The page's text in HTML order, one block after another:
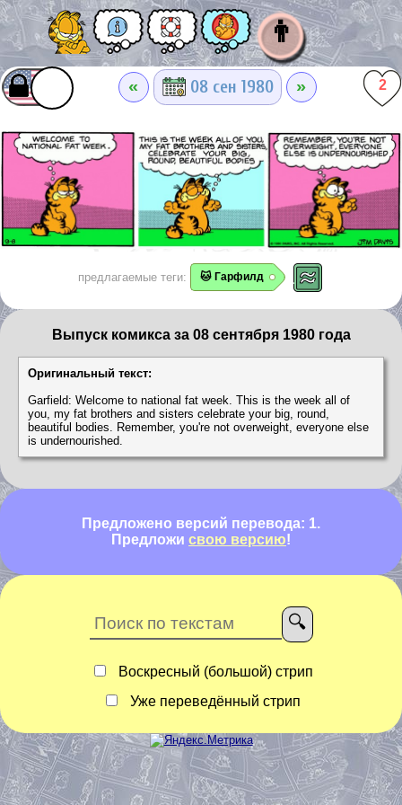
👨
« 08 сен 1980 » 2
предлагаемые теги: 🐱 Гарфилд
Выпуск комикса за 08 сентября 1980 года
Оригинальный текст:
Garfield: Welcome to national fat week. This is the week all of
you, my fat brothers and sisters celebrate your big, round,
beautiful bodies. Remember, you're not overweight, everyone else
is undernourished.
Предложено версий перевода: 1.
Предложи свою версию!
Воскресный (большой) стрип
Уже переведённый стрип